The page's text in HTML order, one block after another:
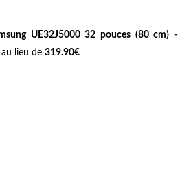
UE32J500032 pouces (80 cm) -
au lieu de 319.90€